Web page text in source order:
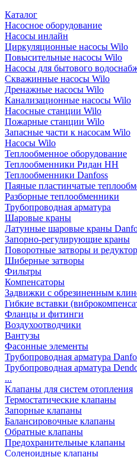
Каталог
Насосное оборудование
Насосы инлайн
Циркуляционные насосы Wilo
Повысительные насосы Wilo
Насосы для бытового
Скважинные насосы Wilo
Дренажные насосы Wilo
Канализационные насосы Wilo
Насосные станции Wilo
Пожарные станции Wilo
Запасные части к насосам Wilo
Насосы Wilo
Теплообменное оборудование
Теплообменники Ридан НН
Теплообменники Danfoss
Паяные пластинчатые
Разборные теплообменники
Трубопроводная арматура
Шаровые краны
Латунные шаровые краны
Запорно-регулирующие краны
Поворотные затворы и
Шиберные затворы
Фильтры
Компенсаторы
Задвижки с обрезиненным
Гибкие вставки
Фланцы и фитинги
Воздухоотводчики
Вантузы
Фасонные элементы
Трубопроводная арматура
Трубопроводная арматура
...
Клапаны для систем отопления
Термостатические клапаны
Запорные клапаны
Балансировочные клапаны
Обратные клапаны
Предохранительные клапаны
Соленоидные клапаны